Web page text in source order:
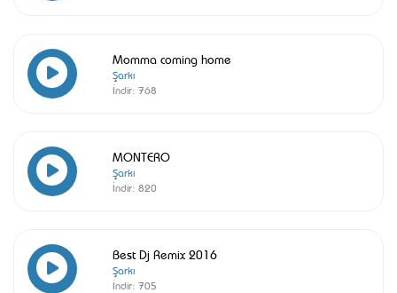
Momma coming home
Şarkı
İndir: 768
MONTERO
Şarkı
İndir: 820
Best Dj Remix 2016
Şarkı
İndir: 705